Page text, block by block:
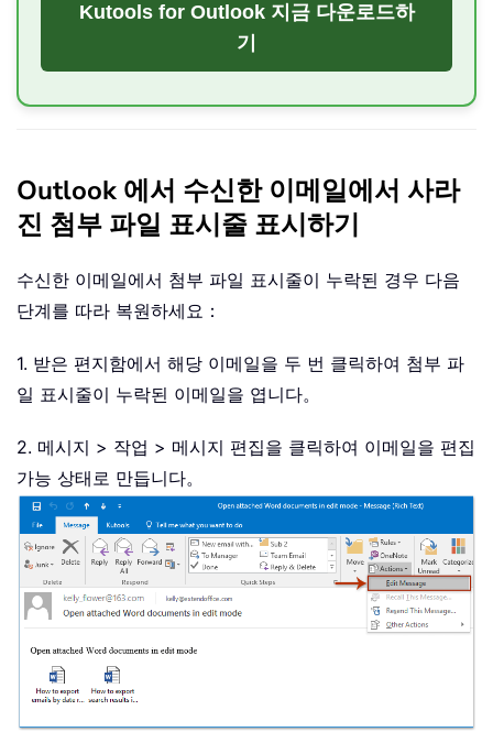
Kutools for Outlook 지금 다운로드하
기
Outlook 에서 수신한 이메일에서 사라
진 첨부 파일 표시줄 표시하기
수신한 이메일에서 첨부 파일 표시줄이 누락된 경우 다음
단계를 따라 복원하세요：
1. 받은 편지함에서 해당 이메일을 두 번 클릭하여 첨부 파
일 표시줄이 누락된 이메일을 엽니다。
2. 메시지 > 작업 > 메시지 편집을 클릭하여 이메일을 편집
가능 상태로 만듭니다。